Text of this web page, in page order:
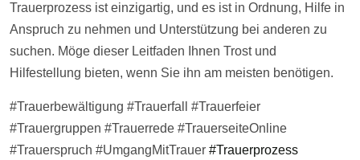
Trauerprozess ist einzigartig, und es ist in Ordnung, Hilfe in
Anspruch zu nehmen und Unterstützung bei anderen zu
suchen. Möge dieser Leitfaden Ihnen Trost und
Hilfestellung bieten, wenn Sie ihn am meisten benötigen.
#Trauerbewältigung #Trauerfall #Trauerfeier
#Trauergruppen #Trauerrede #TrauerseiteOnline
#Trauerspruch #UmgangMitTrauer #Trauerprozess